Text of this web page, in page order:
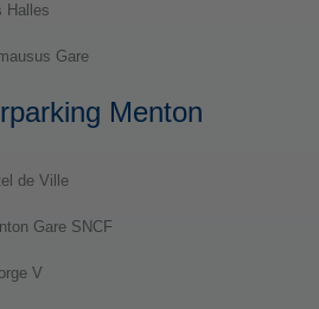
Halles
Gare
Menton
de Ville
Gare SNCF
V